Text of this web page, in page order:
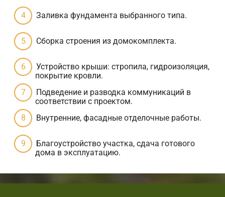
Заливка фундамента выбранного типа.
Сборка строения из домокомплекта.
Устройство крыши: стропила, гидроизоляция,
покрытие кровли.
Подведение и разводка коммуникаций в
соответствии с проектом.
Внутренние, фасадные отделочные работы.
Благоустройство участка, сдача готового
дома в эксплуатацию.